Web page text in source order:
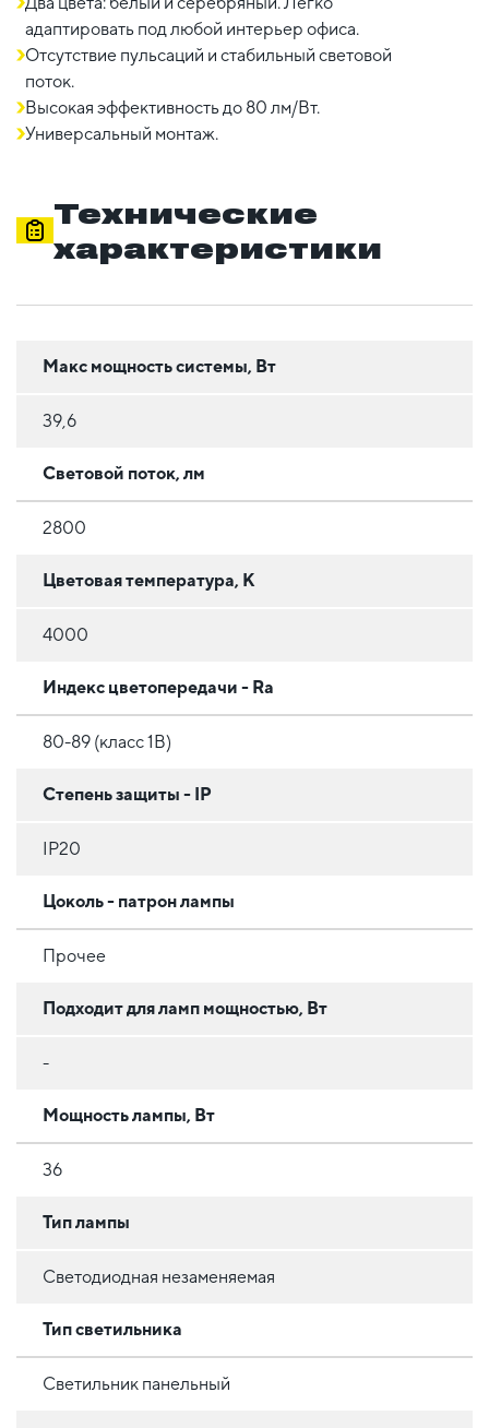
адаптировать под любой интерьер офиса.
Отсутствие пульсаций и стабильный световой
поток.
Высокая эффективность до 80 лм/Вт.
Универсальный монтаж.
Технические
характеристики
Макс мощность системы, Вт
39,6
Световой поток, лм
2800
Цветовая температура, К
4000
Индекс цветопередачи - Ra
80-89 (класс 1B)
Степень защиты - IP
IP20
Цоколь - патрон лампы
Прочее
Подходит для ламп мощностью, Вт
-
Мощность лампы, Вт
36
Тип лампы
Светодиодная незаменяемая
Тип светильника
Светильник панельный